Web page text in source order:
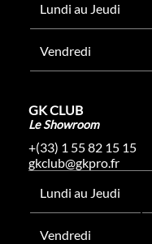
Lundi au Jeudi
Vendredi
GK CLUB
Le Showroom
+(33) 1 55 82 15 15
gkclub@gkpro.fr
Lundi au Jeudi
Vendredi